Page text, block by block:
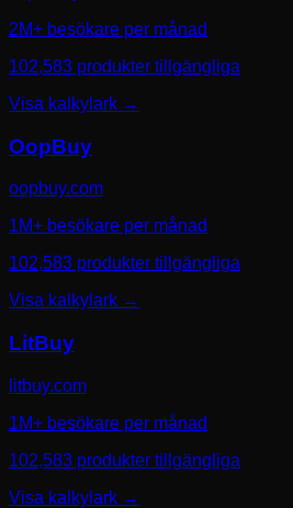
2M+ besökare per månad
102,583 produkter tillgängliga
Visa kalkylark →
OopBuy
oopbuy.com
1M+ besökare per månad
102,583 produkter tillgängliga
Visa kalkylark →
LitBuy
litbuy.com
1M+ besökare per månad
102,583 produkter tillgängliga
Visa kalkylark →